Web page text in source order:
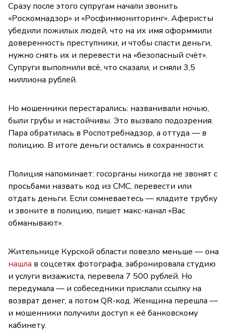
Сразу после этого супругам начали звонить
«Роскомнадзор» и «Росфинмониторинг». Аферисты
убедили пожилых людей, что на их имя оформмили
доверенность преступники, и чтобы спасти деньги,
нужно снять их и перевести на «безопасный счёт».
Супруги выполнили всё, что сказали, и сняли 3,5
миллиона рублей.
Но мошенники перестарались: названивали ночью,
были грубы и настойчивы. Это вызвало подозрения.
Пара обратилась в Роспотребнадзор, а оттуда — в
полицию. В итоге деньги остались в сохранности.
Полиция напоминает: госорганы никогда не звонят с
просьбами назвать код из СМС, перевести или
отдать деньги. Если сомневаетесь — кладите трубку
и звоните в полицию, пишет макс-канал «Вас
обманывают».
Жительнице Курской области повезло меньше — она
нашла в соцсетях фотографа, забронировала студию
и услуги визажиста, перевела 7 500 рублей. Но
передумала — и собеседники прислали ссылку на
возврат денег, а потом QR-код. Женщина перешла —
и мошенники получили доступ к её банковскому
кабинету.